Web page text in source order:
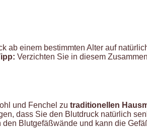
ab einem bestimmten Alter auf
Verzichten Sie in diesem
und Fenchel zu traditionellen
dass Sie den Blutdruck natürlich
Blutgefäßwände und kann die